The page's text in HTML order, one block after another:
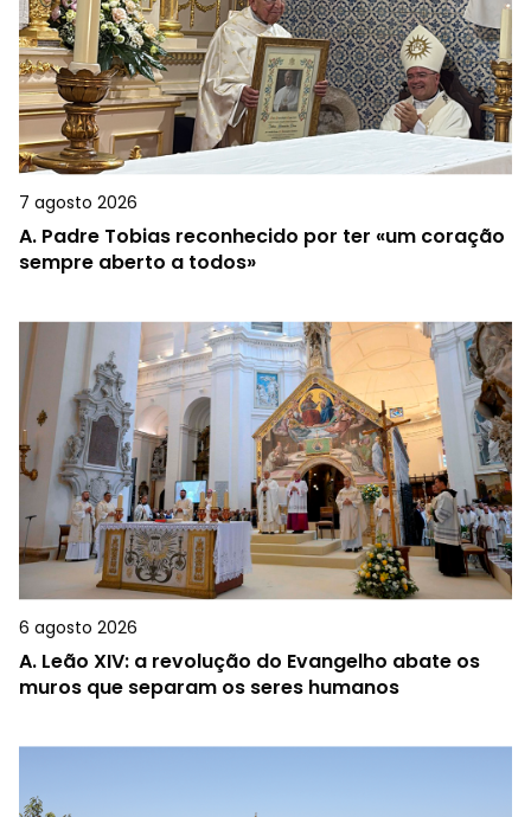
7 agosto 2026
A. Padre Tobias reconhecido por ter «um coração
sempre aberto a todos»
6 agosto 2026
A. Leão XIV: a revolução do Evangelho abate os
muros que separam os seres humanos